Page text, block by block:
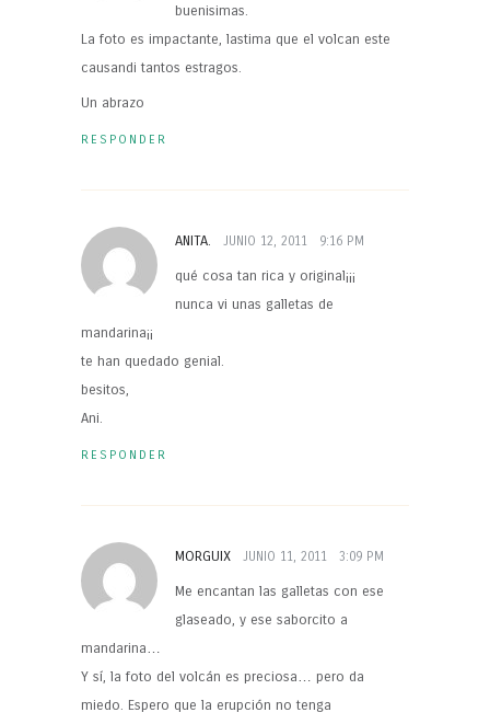
buenisimas.
La foto es impactante, lastima que el volcan este
causandi tantos estragos.
Un abrazo
RESPONDER
ANITA. JUNIO 12, 2011 9:16 PM
qué cosa tan rica y original¡¡¡
nunca vi unas galletas de
mandarina¡¡
te han quedado genial.
besitos,
Ani.
RESPONDER
MORGUIX JUNIO 11, 2011 3:09 PM
Me encantan las galletas con ese
glaseado, y ese saborcito a
mandarina…
Y sí, la foto del volcán es preciosa… pero da
miedo. Espero que la erupción no tenga